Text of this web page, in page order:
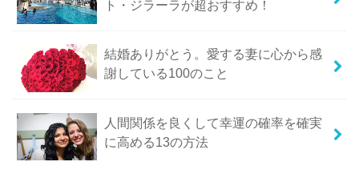
ト・ジラーラが超おすすめ！
結婚ありがとう。愛する妻に心から感
謝している100のこと
人間関係を良くして幸運の確率を確実
に高める13の方法